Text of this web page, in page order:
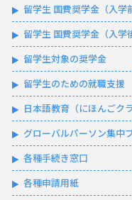
留学生 国費奨学金（入学
留学生 国費奨学金（入学
留学生対象の奨学金
留学生のための就職支援
日本語教育（にほんご
グローバルパーソン集中
各種手続き窓口
各種申請用紙